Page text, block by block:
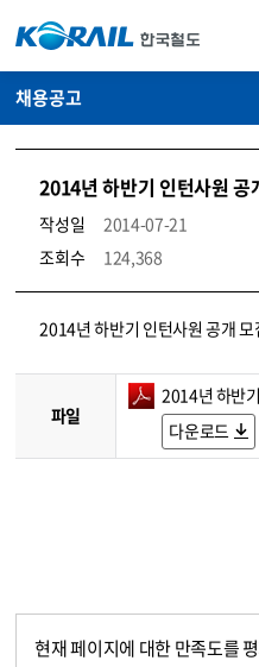
채용공고
2014년 하반기 인턴사원 공
작성일
2014-07-21
조회수
124,368
코레일소개_경영공시_채용공고 상세보기 – 내용, 파일, 담당자 연락처로 구성
2014년 하반기 인턴사원 공개
파일
2014년 하반
다운로드
현재 페이지에 대한 만족도를